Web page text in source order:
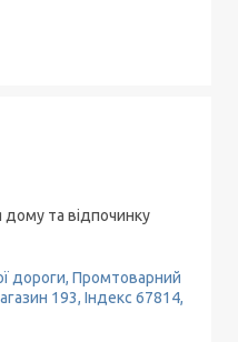
ножів
Терки
та відпочинку
дороги, Промтоварний
193, Індекс 67814,